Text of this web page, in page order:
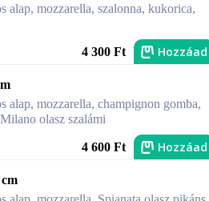
alap, mozzarella, szalonna, kukorica,
4 300 Ft Hozzáad
alap, mozzarella, champignon gomba,
olasz szalámi
4 600 Ft Hozzáad